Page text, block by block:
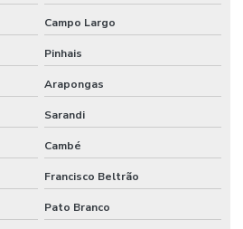
Campo Largo
Pinhais
Arapongas
Sarandi
Cambé
Francisco Beltrão
Pato Branco